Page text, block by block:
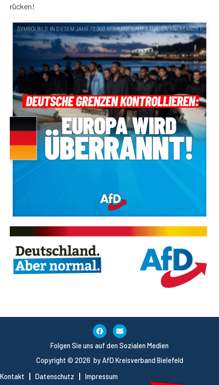
rücken!
Copyright © 2026 by AfD Kreisverband Bielefeld
Kontakt
Datenschutz Impressum
Folgen Sie uns auf den Sozialen Medien